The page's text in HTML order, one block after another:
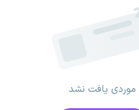
موردی یافت نشد